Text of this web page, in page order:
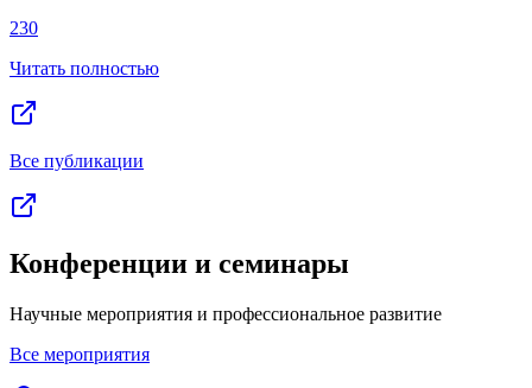
Next slide
230
Читать полностью
Все публикации
Конференции и семинары
Научные мероприятия и профессиональное развитие
Все мероприятия